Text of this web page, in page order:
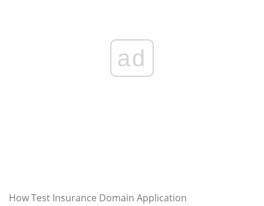
ad
How Test Insurance Domain Application